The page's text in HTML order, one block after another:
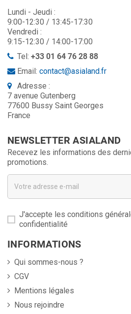
Lundi - Jeudi :
9:00-12:30 / 13:45-17:30
Vendredi :
9:15-12:30 / 14:00-17:00
Tel: +33 01 64 76 28 88
Email: contact@asialand.fr
Adresse :
7 avenue Gutenberg
77600 Bussy Saint Georges
France
NEWSLETTER ASIALAND
Recevez les informations des
promotions.
J'accepte les conditions
confidentialité
INFORMATIONS
Qui sommes-nous ?
CGV
Mentions légales
Nous rejoindre